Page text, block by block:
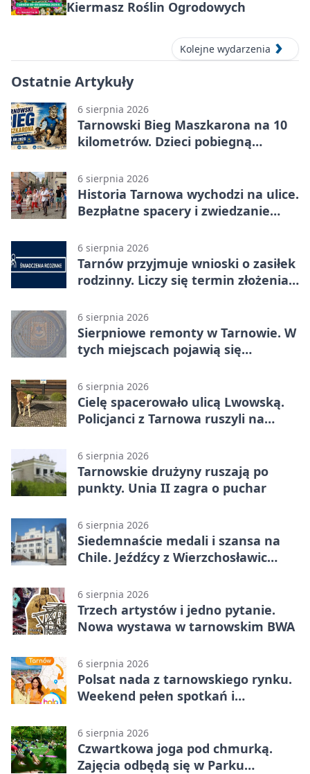
Kiermasz Roślin Ogrodowych
Kolejne wydarzenia
Ostatnie Artykuły
6 sierpnia 2026
Tarnowski Bieg Maszkarona na 10
kilometrów. Dzieci pobiegną
6 sierpnia 2026
Historia Tarnowa wychodzi na ulice.
Bezpłatne spacery i zwiedzanie
6 sierpnia 2026
Tarnów przyjmuje wnioski o zasiłek
rodzinny. Liczy się termin złożenia
6 sierpnia 2026
Sierpniowe remonty w Tarnowie. W
tych miejscach pojawią się
6 sierpnia 2026
Cielę spacerowało ulicą Lwowską.
Policjanci z Tarnowa ruszyli na
6 sierpnia 2026
Tarnowskie drużyny ruszają po
punkty. Unia II zagra o puchar
6 sierpnia 2026
Siedemnaście medali i szansa na
Chile. Jeźdźcy z Wierzchosławic
6 sierpnia 2026
Trzech artystów i jedno pytanie.
Nowa wystawa w tarnowskim BWA
6 sierpnia 2026
Polsat nada z tarnowskiego rynku.
Weekend pełen spotkań i
6 sierpnia 2026
Czwartkowa joga pod chmurką.
Zajęcia odbędą się w Parku